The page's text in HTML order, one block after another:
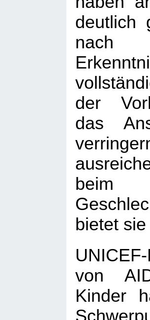
deutlich
nach
der
das
beim
bietet
von
Kinder